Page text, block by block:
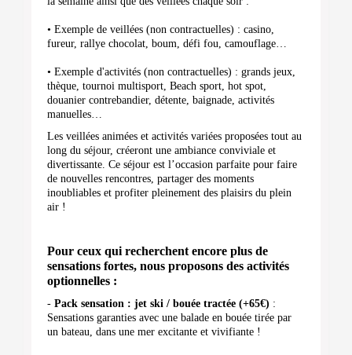
• Exemple de veillées (non contractuelles) : casino,
fureur, rallye chocolat, boum, défi fou, camouflage…
• Exemple d'activités (non contractuelles) : grands jeux,
thèque, tournoi multisport, Beach sport, hot spot,
douanier contrebandier, détente, baignade, activités
manuelles…
Les veillées animées et activités variées proposées tout au
long du séjour, créeront une ambiance conviviale et
divertissante. Ce séjour est l’occasion parfaite pour faire
de nouvelles rencontres, partager des moments
inoubliables et profiter pleinement des plaisirs du plein
air !
Pour ceux qui recherchent encore plus de
sensations fortes, nous proposons des activités
optionnelles :
- Pack sensation : jet ski / bouée tractée (+65€) :
Sensations garanties avec une balade en bouée tirée par
un bateau, dans une mer excitante et vivifiante !